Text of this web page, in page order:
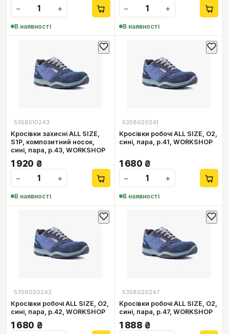
−
+
В наявності
−
+
В наявності
5358510243
Кросівки захисні ALL SIZE,
S1P, композитний носок,
сині, пара, р.43, WORKSHOP
1 920 ₴
−
+
В наявності
5358020241
Кросівки робочі ALL SIZE, O2,
сині, пара, р.41, WORKSHOP
1 680 ₴
−
+
В наявності
5358020242
Кросівки робочі ALL SIZE, O2,
сині, пара, р.42, WORKSHOP
1 680 ₴
5358020247
Кросівки робочі ALL SIZE, O2,
сині, пара, р.47, WORKSHOP
1 888 ₴